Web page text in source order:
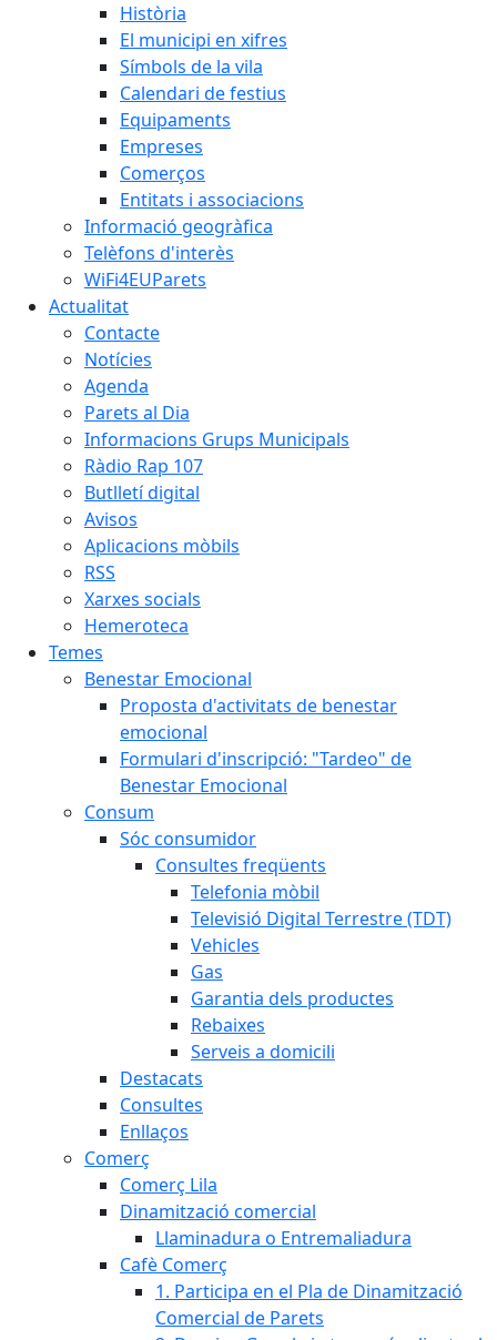
Història
El municipi en xifres
Símbols de la vila
Calendari de festius
Equipaments
Empreses
Comerços
Entitats i associacions
Informació geogràfica
Telèfons d'interès
WiFi4EUParets
Actualitat
Contacte
Notícies
Agenda
Parets al Dia
Informacions Grups Municipals
Ràdio Rap 107
Butlletí digital
Avisos
Aplicacions mòbils
RSS
Xarxes socials
Hemeroteca
Temes
Benestar Emocional
Proposta d'activitats de benestar
emocional
Formulari d'inscripció: "Tardeo" de
Benestar Emocional
Consum
Sóc consumidor
Consultes freqüents
Telefonia mòbil
Televisió Digital Terrestre (TDT)
Vehicles
Gas
Garantia dels productes
Rebaixes
Serveis a domicili
Destacats
Consultes
Enllaços
Comerç
Comerç Lila
Dinamització comercial
Llaminadura o Entremaliadura
Cafè Comerç
1. Participa en el Pla de Dinamització
Comercial de Parets